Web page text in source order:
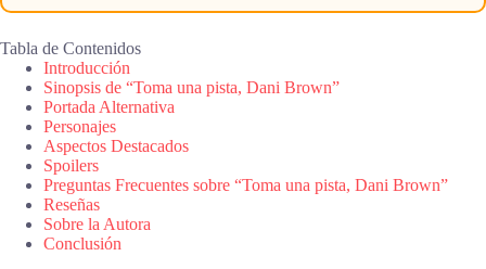
Tabla de Contenidos
Introducción
Sinopsis de “Toma una pista, Dani Brown”
Portada Alternativa
Personajes
Aspectos Destacados
Spoilers
Preguntas Frecuentes sobre “Toma una pista, Dani Brown”
Reseñas
Sobre la Autora
Conclusión